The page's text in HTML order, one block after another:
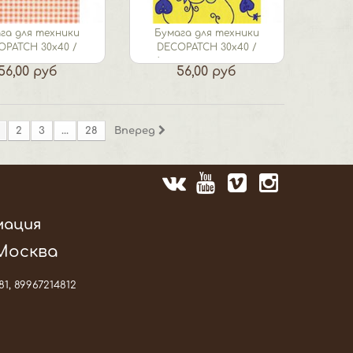
для техники
30х40 /
клетка
руб
Бумага для техники
DECOPATCH 30х40 /
Листики-сердечки...
56,00 руб
2 3 ... 28 Вперед
89967214812